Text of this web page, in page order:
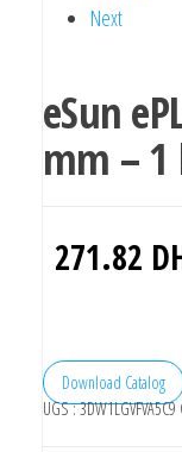
Next
eSun
mm – 1
271.82
Download Catalog
UGS :3DW1LGVFVA5C9